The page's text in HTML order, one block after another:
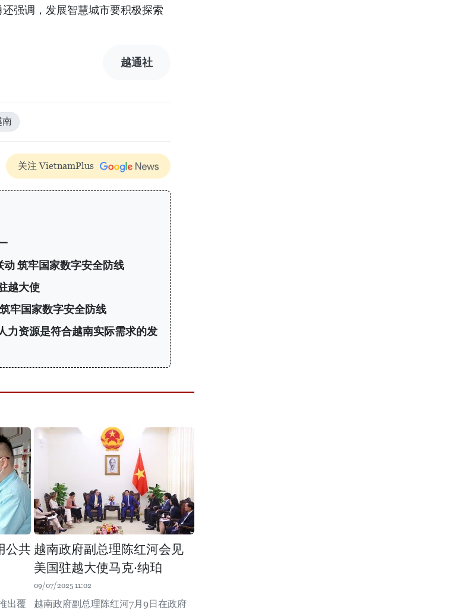
强调，发展智慧城市要积极探索
越通社
南
关注 VietnamPlus
筑牢国家数字安全防线
越大使
牢国家数字安全防线
力资源是符合越南实际需求的发
公共
出覆
越南政府副总理陈红河会见
美国驻越大使马克·纳珀
09/07/2025 11:02
越南政府副总理陈红河7月9日在政府